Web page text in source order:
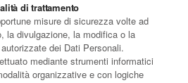
di trattamento
misure di sicurezza volte ad
la divulgazione, la modifica o la
dei Dati Personali.
mediante strumenti informatici
organizzative e con logiche